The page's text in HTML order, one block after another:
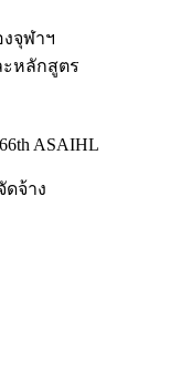
จุฬาฯ
หลักสูตร
ASAIHL
ดจ้าง